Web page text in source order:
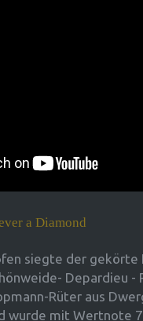
a Diamond
siegte der
Depardieu -
Rüter aus
wurde mit Wertnote